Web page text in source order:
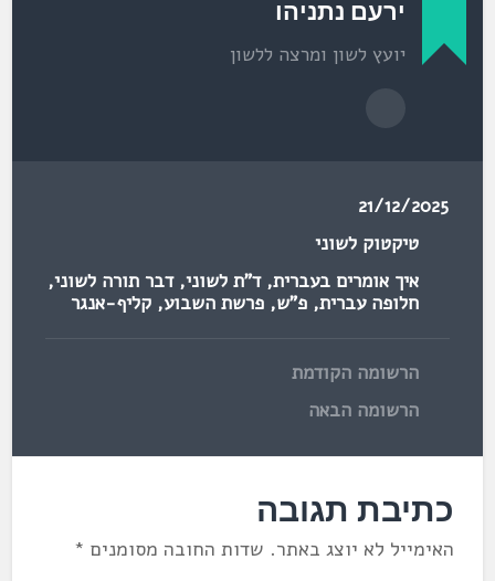
ירעם נתניהו
יועץ לשון ומרצה ללשון
21/12/2025
טיקטוק לשוני
איך אומרים בעברית,ד"ת לשוני,דבר תורה לשוני,
חלופה עברית,פ"ש,פרשת השבוע,קליף-אנגר
הרשומה הקודמת
הרשומה הבאה
כתיבת תגובה
האימייל לא יוצג באתר. שדות החובה מסומנים *